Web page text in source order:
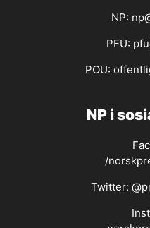
NP:
PFU:
POU:
NP i
/
Twitter: